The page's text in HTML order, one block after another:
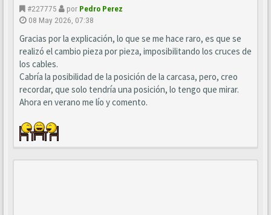
#227775 por Pedro Perez
08 May 2026, 07:38
Gracias por la explicación, lo que se me hace raro, es que se
realizó el cambio pieza por pieza, imposibilitando los cruces de
los cables.
Cabría la posibilidad de la posición de la carcasa, pero, creo
recordar, que solo tendría una posición, lo tengo que mirar.
Ahora en verano me lío y comento.